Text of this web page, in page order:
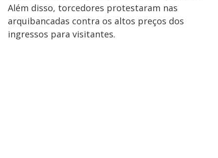
Além disso, torcedores protestaram nas
arquibancadas contra os altos preços dos
ingressos para visitantes.